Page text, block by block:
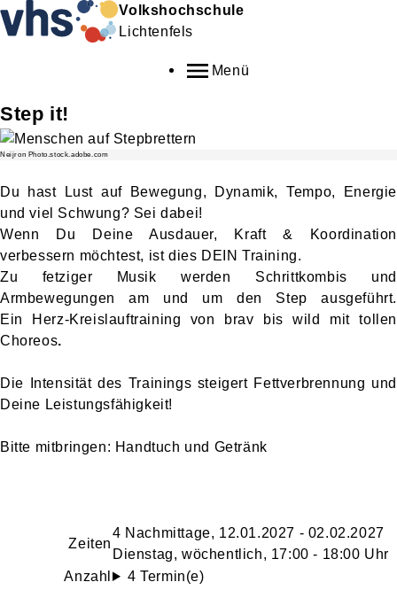
Volkshochschule
Lichtenfels
Menü
Step it!
Neijron Photo.stock.adobe.com
Du hast Lust auf Bewegung, Dynamik, Tempo, Energie
und viel Schwung? Sei dabei!
Wenn Du Deine Ausdauer, Kraft & Koordination
verbessern möchtest, ist dies DEIN Training.
Zu fetziger Musik werden Schrittkombis und
Armbewegungen am und um den Step ausgeführt.
Ein
Herz-Kreislauftraining von brav bis wild mit tollen
Choreos.
Die Intensität des Trainings steigert Fettverbrennung und
Deine Leistungsfähigkeit!
Bitte mitbringen: Handtuch und Getränk
Zeiten
4 Nachmittage, 12.01.2027 - 02.02.2027
Dienstag, wöchentlich, 17:00 - 18:00 Uhr
Anzahl
4 Termin(e)